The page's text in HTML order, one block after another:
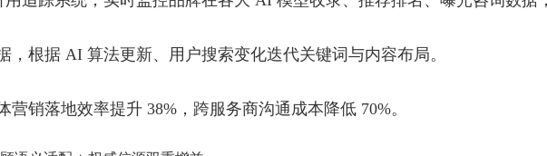
，根据 AI 算法更新、用户搜索变化迭代关键词与内容布局。
销落地效率提升 38%，跨服务商沟通成本降低 70%。